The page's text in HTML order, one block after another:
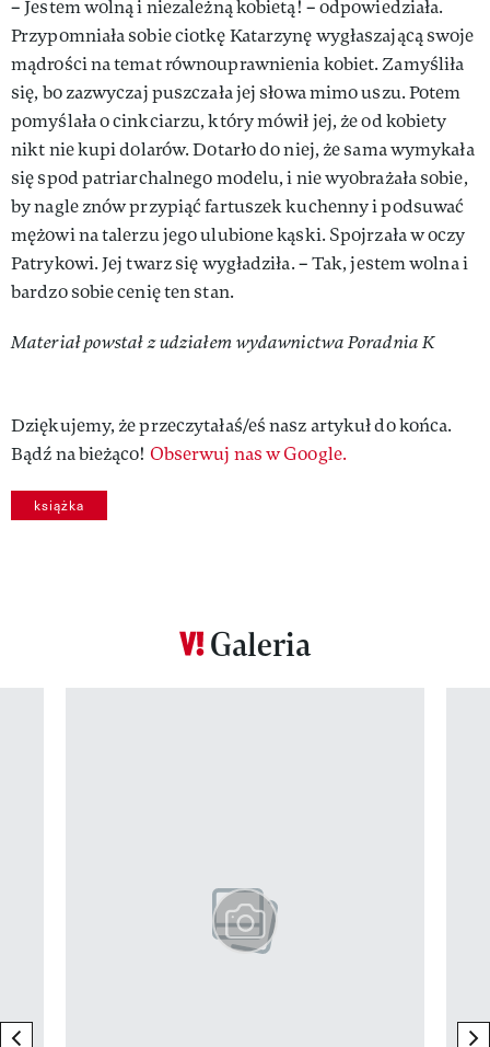
– Jestem wolną i niezależną kobietą! – odpowiedziała.
Przypomniała sobie ciotkę Katarzynę wygłaszającą swoje
mądrości na temat równouprawnienia kobiet. Zamyśliła
się, bo zazwyczaj puszczała jej słowa mimo uszu. Potem
pomyślała o cinkciarzu, który mówił jej, że od kobiety
nikt nie kupi dolarów. Dotarło do niej, że sama wymykała
się spod patriarchalnego modelu, i nie wyobrażała sobie,
by nagle znów przypiąć fartuszek kuchenny i podsuwać
mężowi na talerzu jego ulubione kąski. Spojrzała w oczy
Patrykowi. Jej twarz się wygładziła. – Tak, jestem wolna i
bardzo sobie cenię ten stan.
Materiał powstał z udziałem wydawnictwa Poradnia K
Dziękujemy, że przeczytałaś/eś nasz artykuł do końca.
Bądź na bieżąco! Obserwuj nas w Google.
książka
Galeria
previous element